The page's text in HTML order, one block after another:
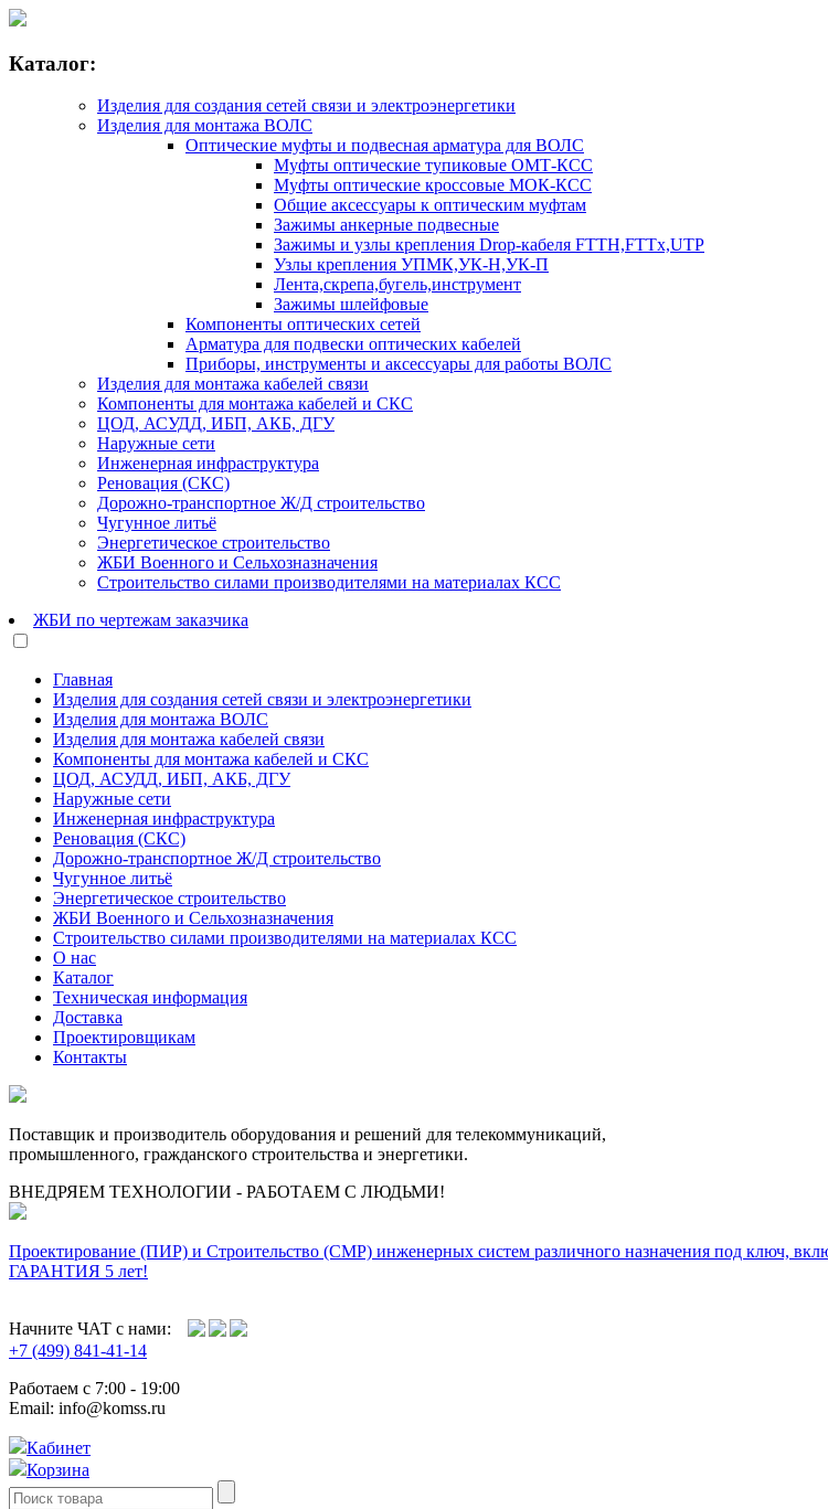
Каталог:
Изделия для создания сетей связи и электроэнергетики
Изделия для монтажа ВОЛС
Оптические муфты и подвесная арматура для ВОЛС
Муфты оптические тупиковые ОМТ-КСС
Муфты оптические кроссовые МОК-КСС
Общие аксессуары к оптическим муфтам
Зажимы анкерные подвесные
Зажимы и узлы крепления Drop-кабеля FTTH,FTTx,UTP
Узлы крепления УПМК,УК-Н,УК-П
Лента,скрепа,бугель,инструмент
Зажимы шлейфовые
Компоненты оптических сетей
Арматура для подвески оптических кабелей
Приборы, инструменты и аксессуары для работы ВОЛС
Изделия для монтажа кабелей связи
Компоненты для монтажа кабелей и СКС
ЦОД, АСУДД, ИБП, АКБ, ДГУ
Наружные сети
Инженерная инфраструктура
Реновация (СКС)
Дорожно-транспортное Ж/Д строительство
Чугунное литьё
Энергетическое строительство
ЖБИ Военного и Сельхозназначения
Строительство силами производителями на материалах КСС
ЖБИ по чертежам заказчика
Главная
Изделия для создания сетей связи и электроэнергетики
Изделия для монтажа ВОЛС
Изделия для монтажа кабелей связи
Компоненты для монтажа кабелей и СКС
ЦОД, АСУДД, ИБП, АКБ, ДГУ
Наружные сети
Инженерная инфраструктура
Реновация (СКС)
Дорожно-транспортное Ж/Д строительство
Чугунное литьё
Энергетическое строительство
ЖБИ Военного и Сельхозназначения
Строительство силами производителями на материалах КСС
О нас
Каталог
Техническая информация
Доставка
Проектировщикам
Контакты
Поставщик и производитель оборудования и решений для телекоммуникаций,
промышленного, гражданского строительства и энергетики.
ВНЕДРЯЕМ ТЕХНОЛОГИИ - РАБОТАЕМ С ЛЮДЬМИ!
Проектирование (ПИР) и Cтроительство (СМР) инженерных систем различного назначения под
ГАРАНТИЯ 5 лет!
Начните ЧАТ с нами:
+7 (499) 841-41-14
Работаем с 7:00 - 19:00
Email: info@komss.ru
Кабинет
Корзина